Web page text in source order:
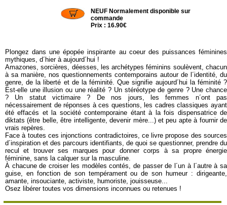
NEUF Normalement disponible sur
commande
Prix : 16.90€
Plongez dans une épopée inspirante au coeur des puissances féminines
mythiques, d´hier à aujourd´hui !
Amazones, sorcières, déesses, les archétypes féminins soulèvent, chacun
à sa manière, nos questionnements contemporains autour de l´identité, du
genre, de la liberté et de la féminité. Que signifie aujourd´hui la féminité ?
Est-elle une illusion ou une réalité ? Un sté­réotype de genre ? Une chance
? Un statut victimaire ? De nos jours, les femmes n´ont pas
nécessairement de réponses à ces questions, les cadres classiques ayant
été effacés et la société contemporaine étant à la fois dispensatrice de
diktats (être belle, être intelligente, devenir mère...) et peu apte à fournir de
vrais repères.
Face à toutes ces injonctions contradictoires, ce livre propose des sources
d´inspiration et des parcours identifiants, de quoi se ques­tionner, prendre du
recul et trouver ses marques pour donner corps à sa propre énergie
féminine, sans la calquer sur la masculine.
À chacune de croiser les modèles contés, de passer de l´un à l´autre à sa
guise, en fonction de son tempérament ou de son humeur : diri­geante,
amante, insouciante, activiste, humoriste, jouisseuse...
Osez libérer toutes vos dimensions inconnues ou retenues !